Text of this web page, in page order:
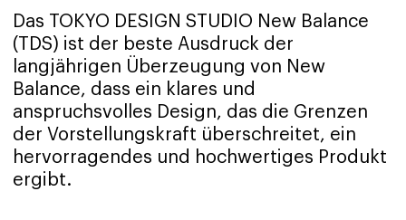
Das TOKYO DESIGN STUDIO New Balance
(TDS) ist der beste Ausdruck der
langjährigen Überzeugung von New
Balance, dass ein klares und
anspruchsvolles Design, das die Grenzen
der Vorstellungskraft überschreitet, ein
hervorragendes und hochwertiges Produkt
ergibt.